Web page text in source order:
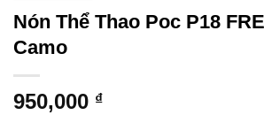
Nón Thể Thao Poc P18
Camo
950,000 ₫